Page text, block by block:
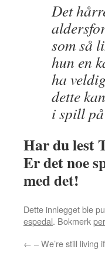
Det
som så
hun en
ha
dette
i spill på
Har du lest
Er det noe
med det!
Dette innlegget ble
espedal. Bokmerk
← – We’re still living